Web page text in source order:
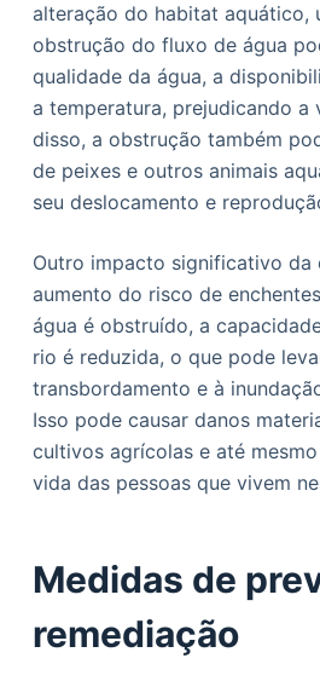
alteração do habitat aquático,
obstrução do fluxo de água
qualidade da água, a
a temperatura, prejudicando a
disso, a obstrução também
de peixes e outros animais
seu deslocamento e
Outro impacto significativo da
aumento do risco de
água é obstruído, a
rio é reduzida, o que pode
transbordamento e à
Isso pode causar danos
cultivos agrícolas e até
vida das pessoas que vivem
Medidas de
remediação